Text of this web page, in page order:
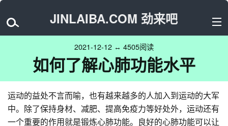
JINLAIBA.COM 劲来吧
2021-12-12 ↔ 4505阅读
如何了解心肺功能水平
运动的益处不言而喻，也有越来越多的人加入到运动的大军
中。除了保持身材、减肥、提高免疫力等好处外，运动还有
一个重要的作用就是锻炼心肺功能。良好的心肺功能可以让